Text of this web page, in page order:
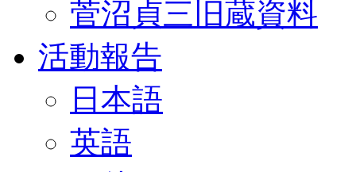
菅沼貞三旧蔵資料
活動報告
日本語
英語